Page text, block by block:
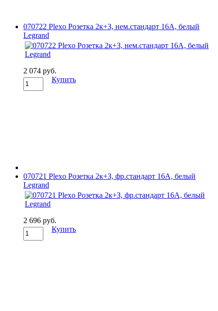
070722 Plexo Розетка 2к+З, нем.стандарт 16А, белый
Legrand
2 074 руб.
Купить
070721 Plexo Розетка 2к+З, фр.стандарт 16А, белый
Legrand
2 696 руб.
Купить